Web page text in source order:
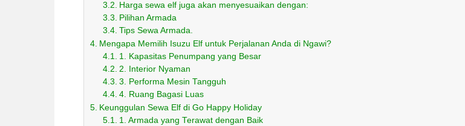
Harga sewa elf juga akan menyesuaikan dengan:
Pilihan Armada
Tips Sewa Armada.
Mengapa Memilih Isuzu Elf untuk Perjalanan Anda di Ngawi?
1. Kapasitas Penumpang yang Besar
2. Interior Nyaman
3. Performa Mesin Tangguh
4. Ruang Bagasi Luas
Keunggulan Sewa Elf di Go Happy Holiday
1. Armada yang Terawat dengan Baik